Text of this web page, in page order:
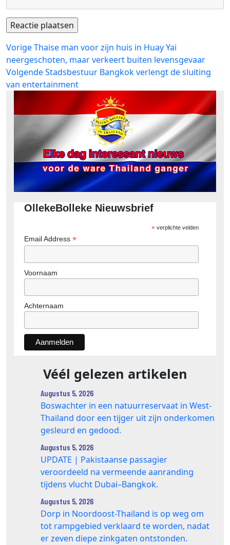
Bericht
navigatie
VorigeVorig
bericht:
Thaise man voor zijn huis in Huay Yai
neergeschoten, maar verkeert buiten levensgevaar
VolgendeVolgend
bericht:
Stadsbestuur Bangkok verlengt de sluiting
van entertainment
OllekeBolleke Nieuwsbrief
*verplichte velden
Email Address *
Voornaam
Achternaam
Véél gelezen artikelen
Augustus 5, 2026
Boswachter in een natuurreservaat in West-
Thailand door een tijger uit zijn onderkomen
gesleurd en gedood.
Augustus 5, 2026
UPDATE | Pakistaanse passagier
veroordeeld na vermeende aanranding
tijdens vlucht Dubai–Bangkok.
Augustus 5, 2026
Dorp in Noordoost-Thailand is op weg om
tot rampgebied verklaard te worden, nadat
er zeven diepe zinkgaten ontstonden.